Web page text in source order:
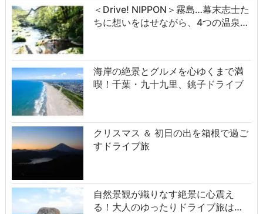
＜Drive! NIPPON＞霧島…幕末志士た
ちに想いをはせながら、4つの温泉…
海岸の絶景とグルメを心ゆくまで満
喫！千葉・九十九里、銚子ドライブ
クリスマス ＆ 初日の出を箱根で過ご
すドライブ旅
自然景観が織りなす絶景に心震え
る！大人のゆったりドライブ旅は…